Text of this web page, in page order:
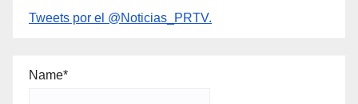
Tweets por el @Noticias_PRTV.
Name*